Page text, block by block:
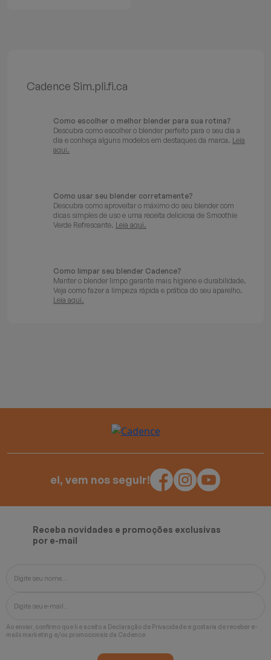
Cadence Sim.pli.fi.ca
Como escolher o melhor blender para sua rotina?
Descubra como escolher o blender perfeito para o seu dia a
dia e conheça alguns modelos em destaques da marca. Leia
aqui.
Como usar seu blender corretamente?
Descubra como aproveitar o máximo do seu blender com
dicas simples de uso e uma receita deliciosa de Smoothie
Verde Refrescante. Leia aqui.
Como limpar seu blender Cadence?
Manter o blender limpo garante mais higiene e durabilidade.
Veja como fazer a limpeza rápida e prática do seu aparelho.
Leia aqui.
ei, vem nos seguir!
Receba novidades e promoções exclusivas
por e-mail
Ao enviar, confirmo que li e aceito a Declaração de Privacidade e gostaria de receber e-
mails marketing e/ou promocionais da Cadence